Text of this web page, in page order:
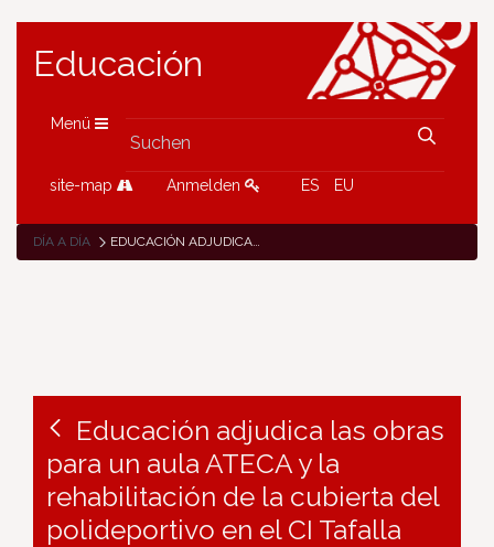
Educación
Menü
site-map Anmelden ES EU
DÍA A DÍA EDUCACIÓN ADJUDICA LAS OBRAS PARA UN AULA ATECA Y LA REHABILITACIÓN DE LA CUBIERTA DEL POLIDEPORTIVO EN EL CI TAFALLA
Educación adjudica las obras
para un aula ATECA y la
rehabilitación de la cubierta del
polideportivo en el CI Tafalla